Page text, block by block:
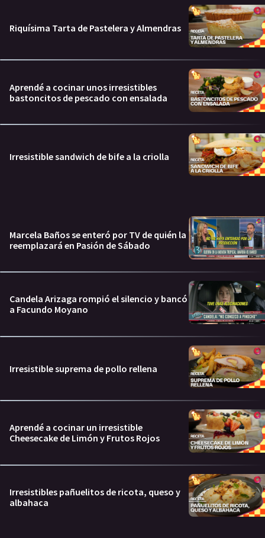
Riquísima Tarta de Pastelera y Almendras
Aprendé a cocinar unos irresistibles
bastoncitos de pescado con ensalada
Irresistible sandwich de bife a la criolla
Marcela Baños se enteró por TV de quién la
reemplazará en Pasión de Sábado
Candela Arizaga rompió el silencio y bancó
a Facundo Moyano
Irresistible suprema de pollo rellena
Aprendé a cocinar un irresistible
Cheesecake de Limón y Frutos Rojos
Irresistibles pañuelitos de ricota, queso y
albahaca